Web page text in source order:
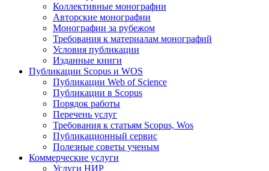
Коллективные монографии
Авторские монографии
Монографии за рубежом
Требования к материалам монографий
Условия публикации
Изданные книги
Публикации Scopus и WOS
Публикации Web of Science
Публикации в Scopus
Порядок работы
Перечень услуг
Требования к статьям Scopus, Wos
Публикационный сервис
Полезные советы ученым
Коммерческие услуги
Услуги НИР